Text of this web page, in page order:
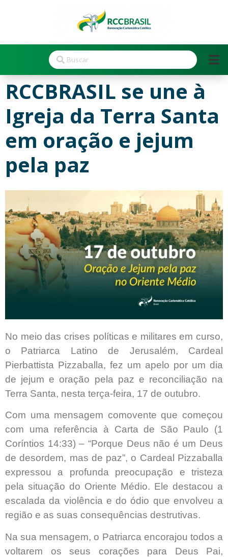
RCCBRASIL se une à
Igreja da Terra Santa
em oração e jejum
pela paz
No meio das crises políticas e militares em curso,
o Patriarca Latino de Jerusalém, Cardeal
Pierbattista Pizzaballa, fez um apelo por um dia
de jejum e oração pela paz e reconciliação na
Terra Santa, nesta terça-feira, 17 de outubro.
Com uma mensagem comovente que começou
com uma referência à Carta de São Paulo (1
Coríntios 14:33) – “Porque Deus não é um Deus
de desordem, mas de paz”, o Cardeal Pizzaballa
expressou a profunda preocupação e tristeza
pela situação do Oriente Médio. Ele destacou a
escalada da violência e do ódio que envolveu a
região e as suas consequências destrutivas.
Na sua mensagem, o Patriarca encorajou todos a
voltarem os seus corações para Deus Pai,